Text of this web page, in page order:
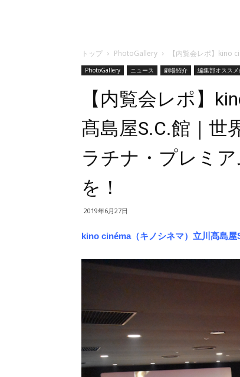
トップ PhotoGallery 【内覧会レポ】kino
PhotoGallery ニュース 劇場紹介 編集部オスス
【内覧会レポ】
髙島屋S.C.館｜世
ラチナ・プレミ
を！
2019年6月27日
kino cinéma（キノシネマ）立川髙島屋